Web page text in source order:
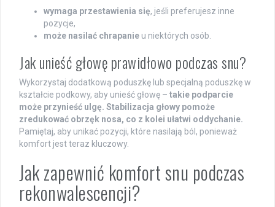
wymaga przestawienia się, jeśli preferujesz inne
pozycje,
może nasilać chrapanie u niektórych osób.
Jak unieść głowę prawidłowo podczas snu?
Wykorzystaj dodatkową poduszkę lub specjalną poduszkę w
kształcie podkowy, aby unieść głowę – takie podparcie
może przynieść ulgę. Stabilizacja głowy pomoże
zredukować obrzęk nosa, co z kolei ułatwi oddychanie.
Pamiętaj, aby unikać pozycji, które nasilają ból, ponieważ
komfort jest teraz kluczowy.
Jak zapewnić komfort snu podczas
rekonwalescencji?